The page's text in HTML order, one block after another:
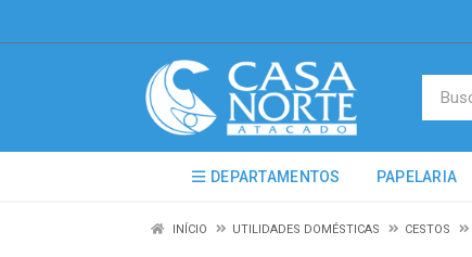
DEPARTAMENTOS PAPELARIA
INÍCIO UTILIDADES DOMÉSTICAS CESTOS